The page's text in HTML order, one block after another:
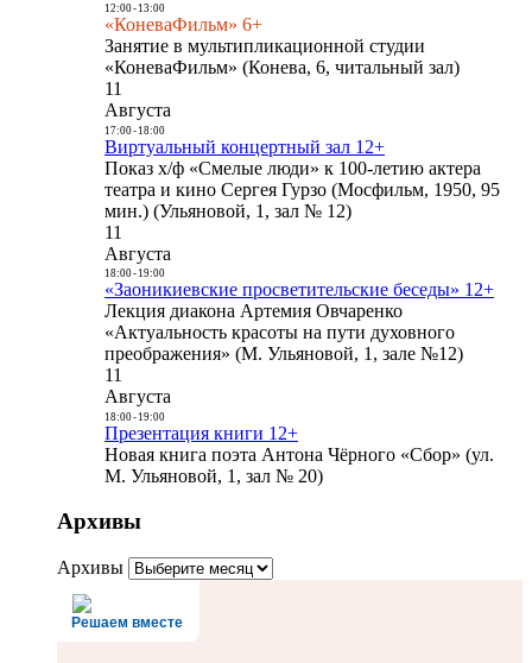
12:00- 13:00
«КоневаФильм» 6+
Занятие в мультипликационной студии
«КоневаФильм» (Конева, 6, читальный зал)
11
Августа
17:00- 18:00
Виртуальный концертный зал 12+
Показ х/ф «Смелые люди» к 100-летию актера
театра и кино Сергея Гурзо (Мосфильм, 1950, 95
мин.) (Ульяновой, 1, зал № 12)
11
Августа
18:00- 19:00
«Заоникиевские просветительские беседы» 12+
Лекция диакона Артемия Овчаренко
«Актуальность красоты на пути духовного
преображения» (М. Ульяновой, 1, зале №12)
11
Августа
18:00- 19:00
Презентация книги 12+
Новая книга поэта Антона Чёрного «Сбор» (ул.
М. Ульяновой, 1, зал № 20)
Архивы
Архивы
Решаем вместе